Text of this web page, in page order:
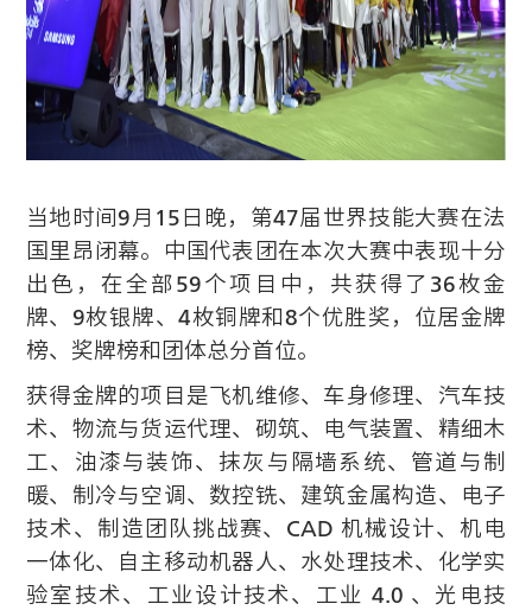
当地时间9月15日晚，第47届世界技能大赛在法
国里昂闭幕。中国代表团在本次大赛中表现十分
出色，在全部59个项目中，共获得了36枚金
牌、9枚银牌、4枚铜牌和8个优胜奖，位居金牌
榜、奖牌榜和团体总分首位。
获得金牌的项目是飞机维修、车身修理、汽车技
术、物流与货运代理、砌筑、电气装置、精细木
工、油漆与装饰、抹灰与隔墙系统、管道与制
暖、制冷与空调、数控铣、建筑金属构造、电子
技术、制造团队挑战赛、CAD 机械设计、机电
一体化、自主移动机器人、水处理技术、化学实
验室技术、工业设计技术、工业 4.0 、光电技